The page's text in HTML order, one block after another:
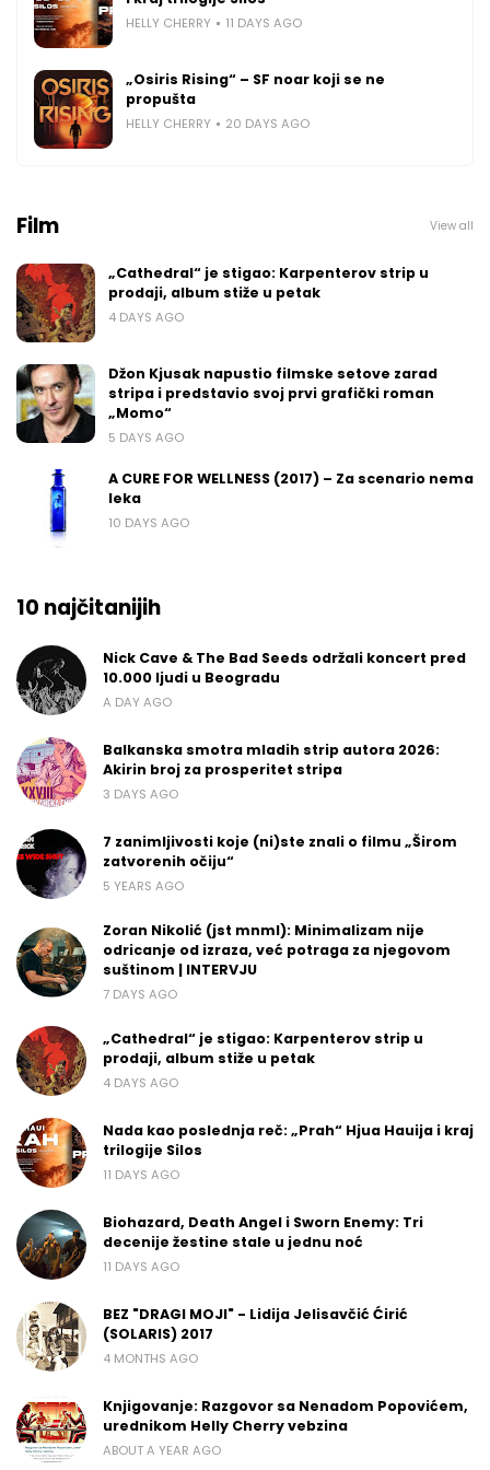
HELLY CHERRY 11 DAYS AGO
„Osiris Rising“ – SF noar koji se ne
propušta
HELLY CHERRY 20 DAYS AGO
Film View all
„Cathedral“ je stigao: Karpenterov strip u
prodaji, album stiže u petak
4 DAYS AGO
Džon Kjusak napustio filmske setove zarad
stripa i predstavio svoj prvi grafički roman
„Momo“
5 DAYS AGO
A CURE FOR WELLNESS (2017) – Za scenario nema
leka
10 DAYS AGO
10 najčitanijih
Nick Cave & The Bad Seeds održali koncert pred
10.000 ljudi u Beogradu
A DAY AGO
Balkanska smotra mladih strip autora 2026:
Akirin broj za prosperitet stripa
3 DAYS AGO
7 zanimljivosti koje (ni)ste znali o filmu „Širom
zatvorenih očiju“
5 YEARS AGO
Zoran Nikolić (jst mnml): Minimalizam nije
odricanje od izraza, već potraga za njegovom
suštinom | INTERVJU
7 DAYS AGO
„Cathedral“ je stigao: Karpenterov strip u
prodaji, album stiže u petak
4 DAYS AGO
Nada kao poslednja reč: „Prah“ Hjua Hauija i kraj
trilogije Silos
11 DAYS AGO
Biohazard, Death Angel i Sworn Enemy: Tri
decenije žestine stale u jednu noć
11 DAYS AGO
BEZ "DRAGI MOJI" - Lidija Jelisavčić Ćirić
(SOLARIS) 2017
4 MONTHS AGO
Knjigovanje: Razgovor sa Nenadom Popovićem,
urednikom Helly Cherry vebzina
ABOUT A YEAR AGO